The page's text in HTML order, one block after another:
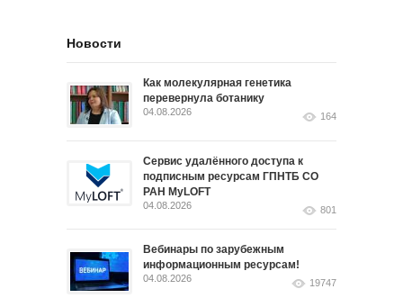
Новости
Как молекулярная генетика
перевернула ботанику
04.08.2026 164
Сервис удалённого доступа к
подписным ресурсам ГПНТБ СО
РАН MyLOFT
04.08.2026 801
Вебинары по зарубежным
информационным ресурсам!
04.08.2026 19747